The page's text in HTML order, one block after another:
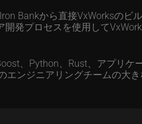
Bankから直接VxWorksのビ
発プロセスを使用して
、Python、Rust、アプリ
ンジニアリングチームの大き